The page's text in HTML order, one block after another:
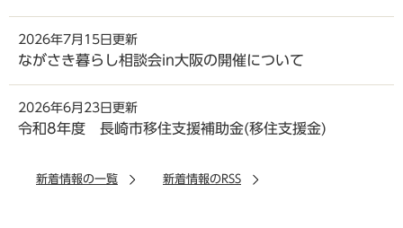
2026年7月15日更新
ながさき暮らし相談会in大阪の開催について
2026年6月23日更新
令和8年度 長崎市移住支援補助金(移住支援金)
新着情報の一覧 新着情報のRSS